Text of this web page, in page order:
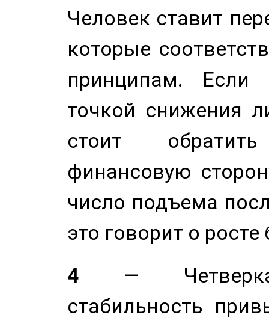
Человек ставит
которые
принципам. Если
точкой снижения
стоит
финансовую
число подъема
это говорит о
4 — Четверка
стабильность